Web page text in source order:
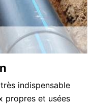
indispensable
propres et usées